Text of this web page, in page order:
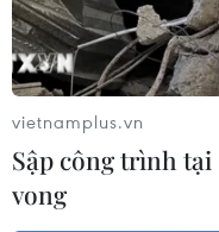
dòng tàu bay thân
vietnamplus.vn
Sập công trình
vong